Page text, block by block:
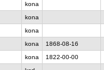
kona
kona
kona
kona
1868-08-16
kona
1822-00-00